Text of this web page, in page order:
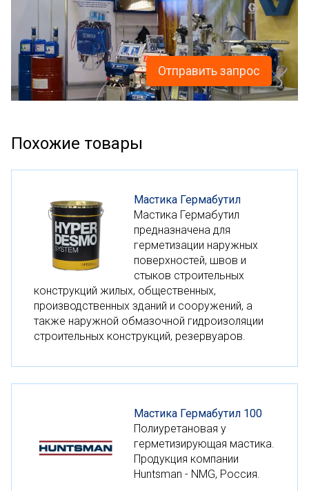
Отправить запрос
Похожие товары
Мастика Гермабутил
Мастика Гермабутил
предназначена для
герметизации наружных
поверхностей, швов и
стыков строительных
конструкций жилых, общественных,
производственных зданий и сооружений, а
также наружной обмазочной гидроизоляции
строительных конструкций, резервуаров.
Мастика Гермабутил 100
Полиуретановая у
герметизирующая мастика.
Продукция компании
Huntsman - NMG, Россия.